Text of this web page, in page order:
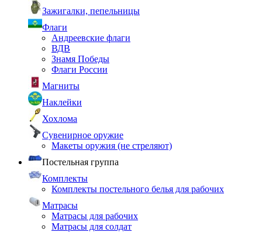
Зажигалки, пепельницы
Флаги
Андреевские флаги
ВДВ
Знамя Победы
Флаги России
Магниты
Наклейки
Хохлома
Сувенирное оружие
Макеты оружия (не стреляют)
Постельная группа
Комплекты
Комплекты постельного белья для рабочих
Матрасы
Матрасы для рабочих
Матрасы для солдат